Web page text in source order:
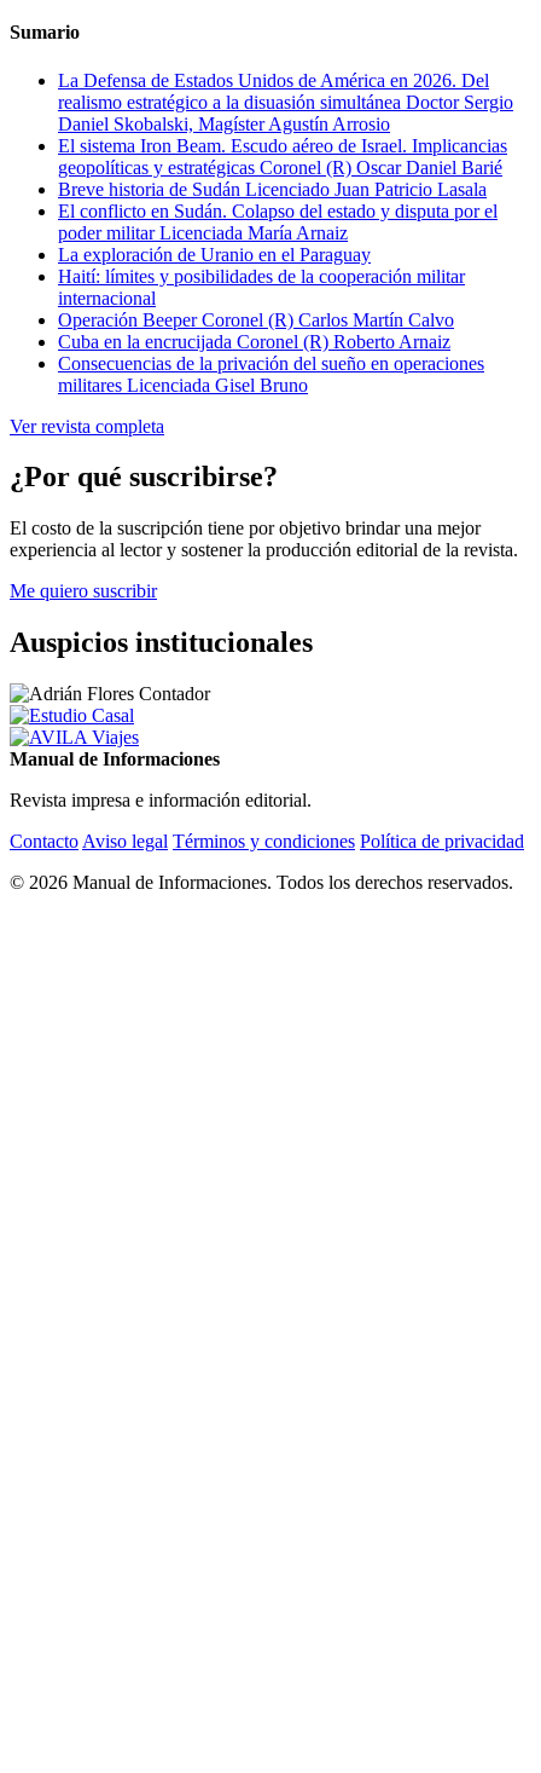
Sumario
La Defensa de Estados Unidos de América en 2026. Del
realismo estratégico a la disuasión simultánea Doctor Sergio
Daniel Skobalski, Magíster Agustín Arrosio
El sistema Iron Beam. Escudo aéreo de Israel. Implicancias
geopolíticas y estratégicas Coronel (R) Oscar Daniel Barié
Breve historia de Sudán Licenciado Juan Patricio Lasala
El conflicto en Sudán. Colapso del estado y disputa por el
poder militarLicenciada María Arnaiz
La exploración de Uranio en el Paraguay
Haití: límites y posibilidades de la cooperación militar
internacional
Operación BeeperCoronel (R) Carlos Martín Calvo
Cuba en la encrucijada Coronel (R) Roberto Arnaiz
Consecuencias de la privación del sueño en operaciones
militares Licenciada Gisel Bruno
Ver revista completa
¿Por qué suscribirse?
El costo de la suscripción tiene por objetivo brindar una mejor
experiencia al lector y sostener la producción editorial de la revista.
Me quiero suscribir
Auspicios institucionales
Manual de Informaciones
Revista impresa e información editorial.
Contacto Aviso legal Términos y condiciones Política de privacidad
© 2026 Manual de Informaciones. Todos los derechos reservados.